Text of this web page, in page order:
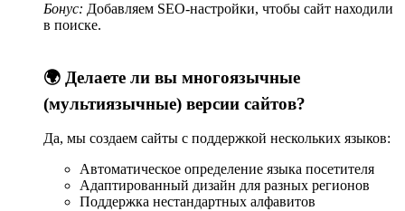
Бонус: Добавляем SEO-настройки, чтобы сайт находили
в поиске.
🌍 Делаете ли вы многоязычные
(мультиязычные) версии сайтов?
Да, мы создаем сайты с поддержкой нескольких языков:
Автоматическое определение языка посетителя
Адаптированный дизайн для разных регионов
Поддержка нестандартных алфавитов